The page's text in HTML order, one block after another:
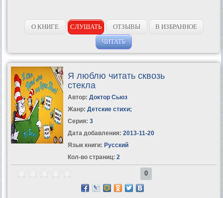
О КНИГЕ СЛУШАТЬ ОТЗЫВЫ
В ИЗБРАННОЕ
ЧИТАТЬ
Я люблю читать сквозь
стекла
Автор: Доктор Сьюз
Жанр: Детские стихи;
Серия: 3
Дата добавления: 2013-11-20
Язык книги: Русский
Кол-во страниц: 2
0